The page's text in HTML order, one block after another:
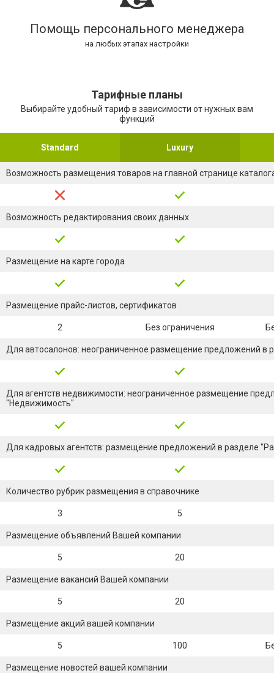
Помощь персонального менеджера
на любых этапах настройки
Тарифные планы
Выбирайте удобный тариф в зависимости от нужных вам
функций
Standard Luxury
Возможность размещения товаров на главной странице
Возможность редактирования своих данных
Размещение на карте города
Размещение прайс-листов, сертификатов
2 Без ограничения
Для автосалонов: неограниченное размещение предложений в
Для агентств недвижимости: неограниченное размещение
"Недвижимость"
Для кадровых агентств: размещение предложений в разделе
Количество рубрик размещения в справочнике
3 5
Размещение объявлений Вашей компании
5 20
Размещение вакансий Вашей компании
5 20
Размещение акций вашей компании
5 100
Размещение новостей вашей компании